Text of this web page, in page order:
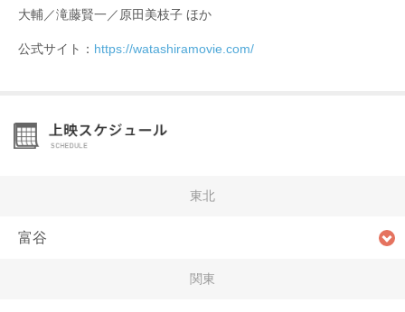
大輔／滝藤賢一／原田美枝子 ほか
公式サイト： https://watashiramovie.com/
東北
富谷
関東